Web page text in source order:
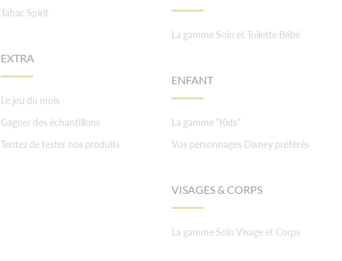
Tabac Spirit
EXTRA
Le jeu du mois
Gagner des échantillons
Tentez de tester nos produits
La gamme Soin et Toilette Bébé
ENFANT
La gamme "Kids"
Vos personnages Disney préférés
VISAGES & CORPS
La gamme Soin Visage et Corps